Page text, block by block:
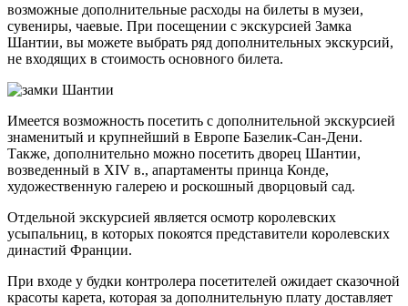
возможные дополнительные расходы на билеты в музеи,
сувениры, чаевые. При посещении с экскурсией Замка
Шантии, вы можете выбрать ряд дополнительных экскурсий,
не входящих в стоимость основного билета.
Имеется возможность посетить с дополнительной экскурсией
знаменитый и крупнейший в Европе Базелик-Сан-Дени.
Также, дополнительно можно посетить дворец Шантии,
возведенный в XIV в., апартаменты принца Конде,
художественную галерею и роскошный дворцовый сад.
Отдельной экскурсией является осмотр королевских
усыпальниц, в которых покоятся представители королевских
династий Франции.
При входе у будки контролера посетителей ожидает сказочной
красоты карета, которая за дополнительную плату доставляет